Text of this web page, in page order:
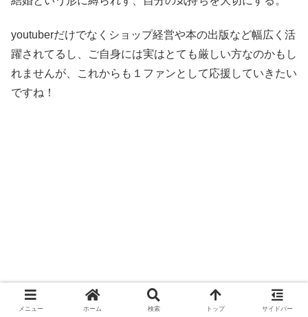
youtuberだけでなくショップ経営や本の出版など幅広く活
躍されてるし、ご自身には実はとても厳しい方なのかもし
れませんが、これからも１ファンとして応援していきたい
ですね！
メニュー ホーム 検索 トップ サイドバー